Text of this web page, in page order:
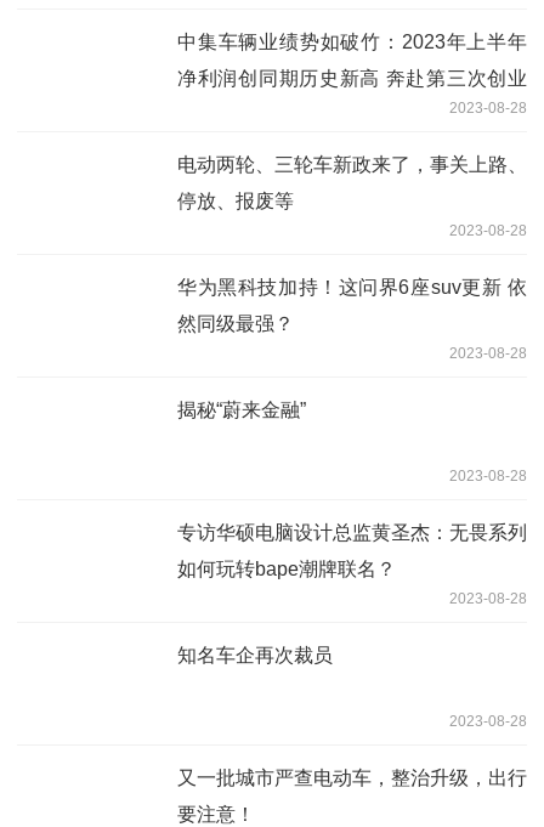
中集车辆业绩势如破竹：2023年上半年
净利润创同期历史新高 奔赴第三次创业
2023-08-28
电动两轮、三轮车新政来了，事关上路、
停放、报废等
2023-08-28
华为黑科技加持！这问界6座suv更新 依
然同级最强？
2023-08-28
揭秘“蔚来金融”
2023-08-28
专访华硕电脑设计总监黄圣杰：无畏系列
如何玩转bape潮牌联名？
2023-08-28
知名车企再次裁员
2023-08-28
又一批城市严查电动车，整治升级，出行
要注意！